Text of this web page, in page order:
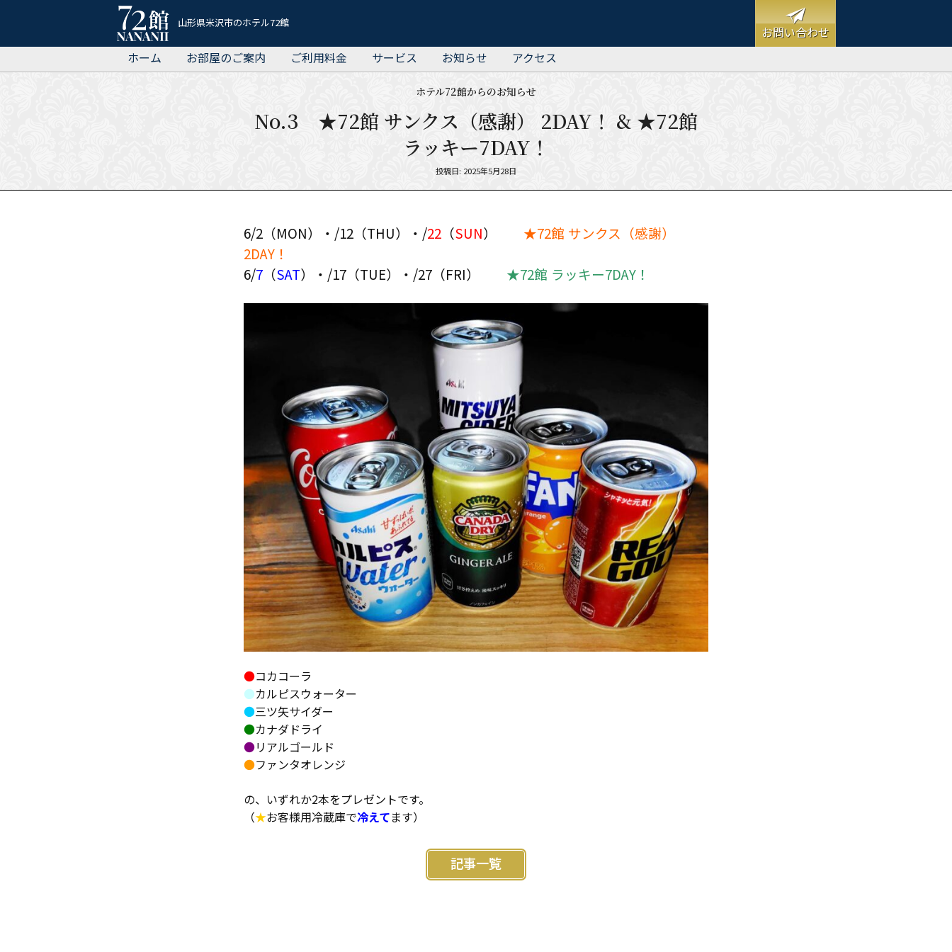
ホ
テ
ル
山形県米沢市のホテル72館
お問い合わせ
ホーム
お部屋のご案内 ご利用料金 サービス お知らせ アクセス
ホテル72館からのお知らせ
No.3 ★72館 サンクス（感謝） 2DAY！ & ★72館
ラッキー7DAY！
Posted
投稿日: 2025年5月28日
6/2（MON）・/12（THU）・/22 （SUN）
★72館 サンクス（感謝）
2DAY！
6/7 （SAT）・/17（TUE）・/27（FRI） ★72館 ラッキー7DAY！
●コカコーラ
●カルピスウォーター
●三ツ矢サイダー
●カナダドライ
●リアルゴールド
●ファンタオレンジ
の、いずれか2本をプレゼントです。
（★お客様用冷蔵庫で冷えて ます）
記事一覧